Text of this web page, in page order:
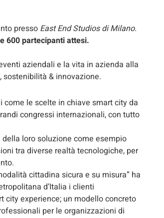
presso East End Studios di Milano.
600 partecipanti attesi.
aziendali e la vita in azienda alla
& innovazione.
come le scelte in chiave smart city da
congressi internazionali, con tutto
loro soluzione come esempio
tra diverse realtà tecnologiche, per
cittadina sicura e su misura” ha
d’Italia i clienti
city experience; un modello concreto
per le organizzazioni di